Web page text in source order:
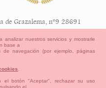
de Grazalema, nº9 28691
89 09
analizar nuestros servicios y mostrarle
base a
navegación (por ejemplo, páginas
el botón "Aceptar", rechazar su uso
el